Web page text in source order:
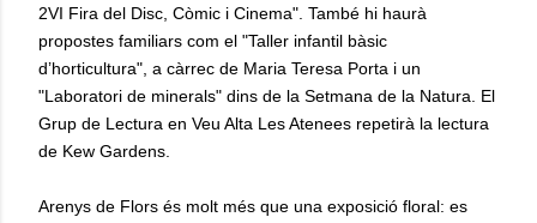
2VI Fira del Disc, Còmic i Cinema". També hi haurà
propostes familiars com el "Taller infantil bàsic
d’horticultura", a càrrec de Maria Teresa Porta i un
"Laboratori de minerals" dins de la Setmana de la Natura. El
Grup de Lectura en Veu Alta Les Atenees repetirà la lectura
de Kew Gardens.
Arenys de Flors és molt més que una exposició floral: es